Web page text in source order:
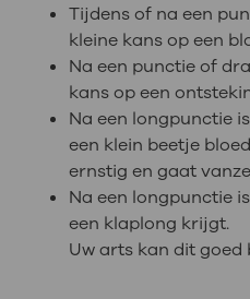
Tijdens of na een
kleine kans op een
Na een punctie of
kans op een
Na een longpunctie
een klein beetje
ernstig en gaat
Na een longpunctie
een klaplong krijgt.
Uw arts kan dit goed